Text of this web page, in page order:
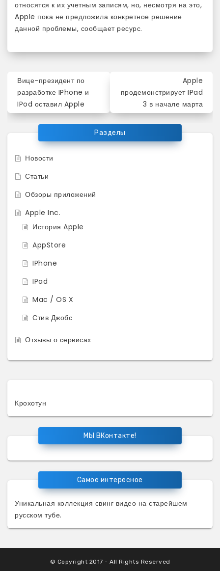
относятся к их учетным записям, но, несмотря на это,
Apple пока не предложила конкретное решение
данной проблемы, сообщает ресурс.
Навигация
по
записям
Вице-президент по
разработке IPhone и
IPod оставил Apple
Apple
продемонстрирует IPad
3 в начале марта
Разделы
Новости
Статьи
Обзоры приложений
Apple Inc.
История Apple
AppStore
IPhone
IPad
Mac / OS X
Стив Джобс
Отзывы о сервисах
Крохотун
МЫ ВКонтакте!
Самое интересное
Уникальная коллекция свинг видео на старейшем
русском тубе.
© Copyright 2017 - All Rights Reserved